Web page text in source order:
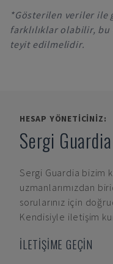
*Gösterilen veriler ile
farklılıklar olabilir, bu
teyit edilmelidir.
HESAP YÖNETICINIZ:
Sergi Guardia
Sergi Guardia bizim
uzmanlarımızdan
sorularınız için
Kendisiyle iletişim
İLETİŞİME GEÇİN